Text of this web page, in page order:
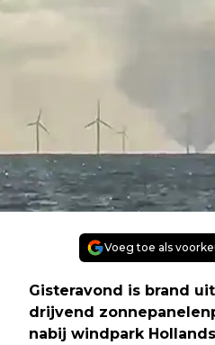
Voeg toe als
Gisteravond is brand
drijvend
nabij windpark